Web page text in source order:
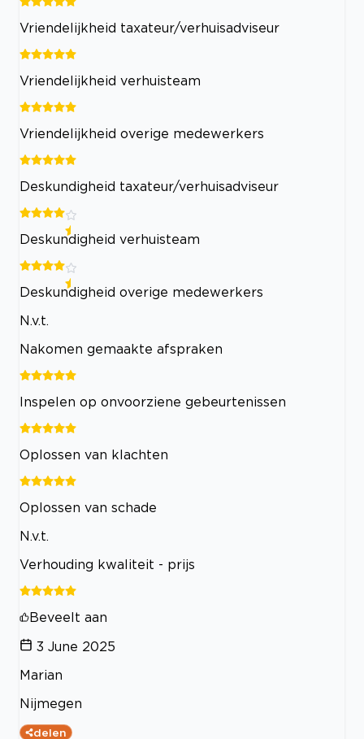
Vriendelijkheid taxateur/verhuisadviseur
Vriendelijkheid verhuisteam
Vriendelijkheid overige medewerkers
Deskundigheid taxateur/verhuisadviseur
Deskundigheid verhuisteam
Deskundigheid overige medewerkers
N.v.t.
Nakomen gemaakte afspraken
Inspelen op onvoorziene gebeurtenissen
Oplossen van klachten
Oplossen van schade
N.v.t.
Verhouding kwaliteit - prijs
Beveelt aan
3 June 2025
Marian
Nijmegen
delen